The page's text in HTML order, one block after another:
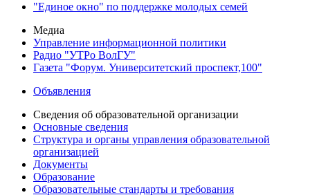
"Единое окно" по поддержке молодых семей
Медиа
Управление информационной политики
Радио "УТРо ВолГУ"
Газета "Форум. Университетский проспект,100"
Объявления
Сведения об образовательной организации
Основные сведения
Структура и органы управления образовательной
организацией
Документы
Образование
Образовательные стандарты и требования